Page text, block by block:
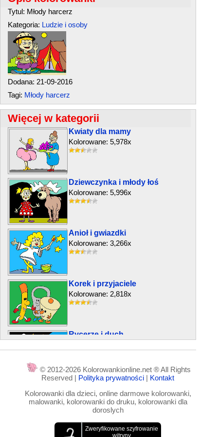
Tytul: Młody harcerz
Kategoria: Ludzie i osoby
Dodana: 21-09-2016
Tagi: Młody harcerz
Więcej w kategorii
Kwiaty dla mamy
Kolorowane: 5,978x
Dziewczynka i młody łoś
Kolorowane: 5,996x
Anioł i gwiazdki
Kolorowane: 3,266x
Korek i przyjaciele
Kolorowane: 2,818x
Rycerze i duch
Kolorowane: 2,236x
© 2012-2026 Kolorowankionline.net ® All Rights
Reserved | Polityka prywatności | Kontakt
Kolorowanki dla dzieci, online darmowe kolorowanki,
malowanki, kolorowanki do druku, kolorowanki dla
doroslych